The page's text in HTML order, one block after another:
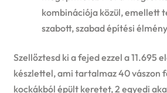
kombinációja közül, emellett
szabott, szabad építési
Szellőztesd ki a fejed ezzel a 11.695
készlettel, ami tartalmaz 40 vászon
kockákból épült keretet, 2 egyedi